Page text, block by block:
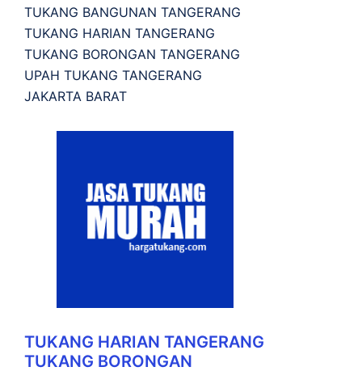
TUKANG BANGUNAN TANGERANG
TUKANG HARIAN TANGERANG
TUKANG BORONGAN TANGERANG
UPAH TUKANG TANGERANG
JAKARTA BARAT
TUKANG HARIAN TANGERANG
TUKANG BORONGAN